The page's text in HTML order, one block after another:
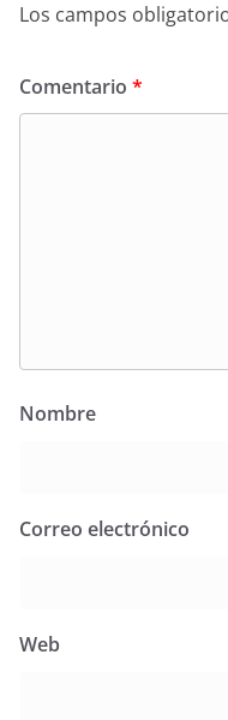
Los campos
Comentario *
Nombre
Correo electrónico
Web